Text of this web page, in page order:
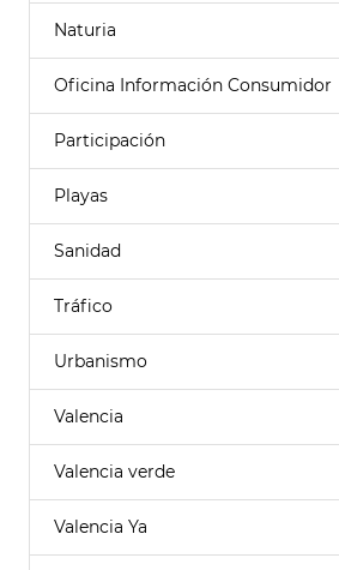
Naturia
Oficina Información Consumidor
Participación
Playas
Sanidad
Tráfico
Urbanismo
Valencia
Valencia verde
Valencia Ya